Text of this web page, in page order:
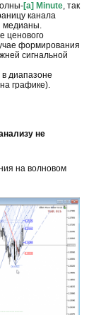
[a] Minute, так
канала
медианы.
ценового
формирования
сигнальной
диапазоне
графике).
не
на волновом